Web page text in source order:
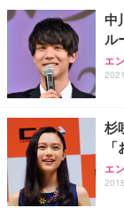
中
ル
エ
杉
エ